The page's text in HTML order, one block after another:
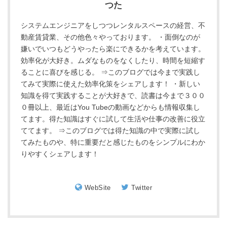
つた
システムエンジニアをしつつレンタルスペースの経営、不
動産賃貸業、その他色々やっております。 ・面倒なのが
嫌いでいつもどうやったら楽にできるかを考えています。
効率化が大好き。ムダなものをなくしたり、時間を短縮す
ることに喜びを感じる。 ⇒このブログでは今まで実践し
てみて実際に使えた効率化策をシェアします！ ・新しい
知識を得て実践することが大好きで、読書は今まで３００
０冊以上、最近はYou Tubeの動画などからも情報収集し
てます。得た知識はすぐに試して生活や仕事の改善に役立
ててます。 ⇒このブログでは得た知識の中で実際に試し
てみたものや、特に重要だと感じたものをシンプルにわか
りやすくシェアします！
WebSite Twitter